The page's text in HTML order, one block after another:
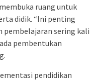
ruang untuk
didik. “Ini penting
pembelajaran sering kali
pembentukan
pendidikan